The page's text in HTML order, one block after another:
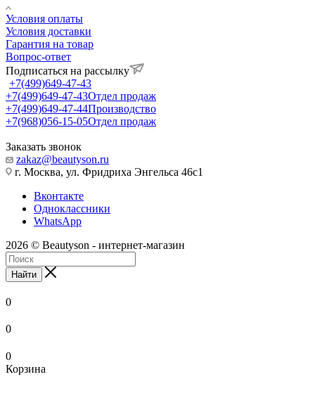
Условия оплаты
Условия доставки
Гарантия на товар
Вопрос-ответ
Подписаться на рассылку
+7(499)649-47-43
+7(499)649-47-43Отдел продаж
+7(499)649-47-44Производство
+7(968)056-15-05Отдел продаж
Заказать звонок
zakaz@beautyson.ru
г. Москва, ул. Фридриха Энгельса 46с1
Вконтакте
Одноклассники
WhatsApp
2026 © Beautyson - интернет-магазин
Найти
0
0
0
Корзина